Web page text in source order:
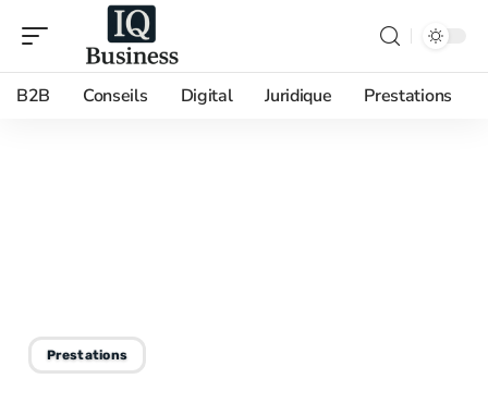
B2B Conseils Digital Juridique Prestations
Prestations